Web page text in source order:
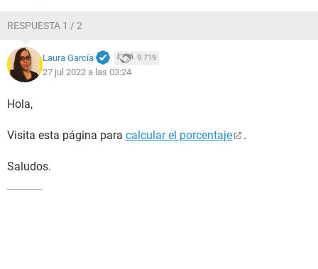
RESPUESTA 1 / 2
Laura García 9.719
27 jul 2022 a las 03:24
Hola,
Visita esta página para calcular el porcentaje .
Saludos.